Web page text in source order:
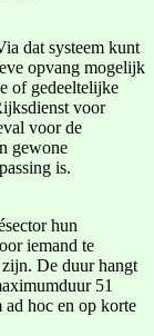
dat systeem kunt
opvang mogelijk
of gedeeltelijke
voor
voor de
gewone
is.
hun
iemand te
De duur hangt
51
ad hoc en op korte